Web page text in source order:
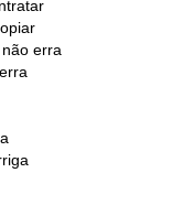
erra